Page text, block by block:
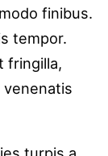
finibus.
tempor.
fringilla,
venenatis